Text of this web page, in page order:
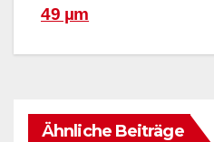
49 µm
Ähnliche Beiträge